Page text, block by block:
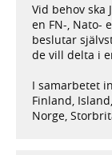
Vid behov ska
en FN-, Nato-
beslutar
de vill delta i
I samarbetet
Finland,
Norge,